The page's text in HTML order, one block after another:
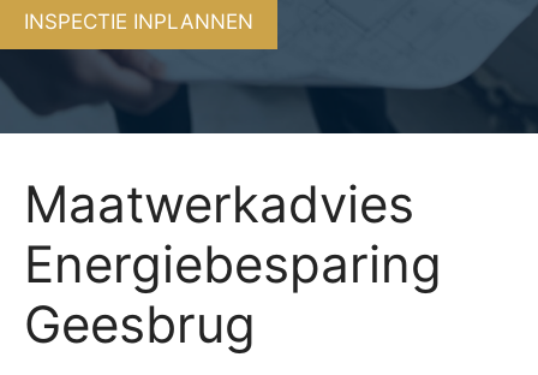
INSPECTIE INPLANNEN
Maatwerkadvies
Energiebesparing
Geesbrug